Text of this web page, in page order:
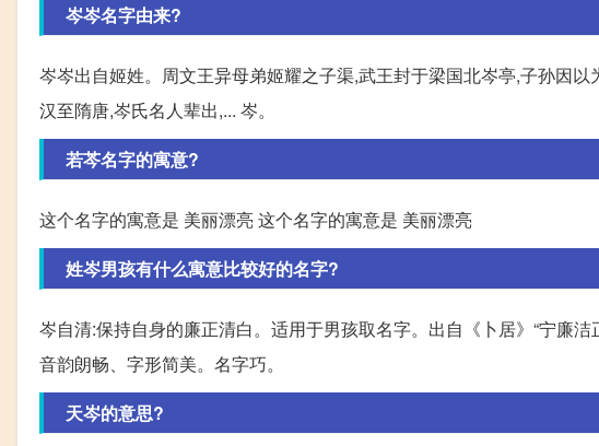
岑岑名字由来?
岑岑出自姬姓。周文王异母弟姬耀之子渠,武王封于梁国北岑亭,子孙因
汉至隋唐,岑氏名人辈出,... 岑。
若芩名字的寓意?
这个名字的寓意是 美丽漂亮 这个名字的寓意是 美丽漂亮
姓岑男孩有什么寓意比较好的名字?
岑自清:保持自身的廉正清白。适用于男孩取名字。出自《卜居》“宁廉
音韵朗畅、字形简美。名字巧。
天岑的意思?